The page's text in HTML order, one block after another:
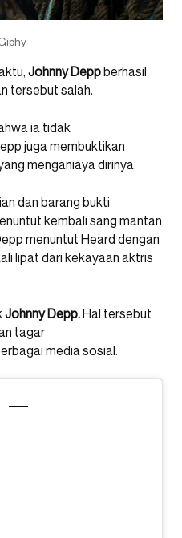
Johnny Deppberhasil
tersebut salah.
ia tidak
juga membuktikan
menganiaya dirinya.
dan barang bukti
kembali sang mantan
menuntut Heard dengan
lipat dari kekayaan aktris
Johnny Depp.Hal tersebut
tagar
media sosial.